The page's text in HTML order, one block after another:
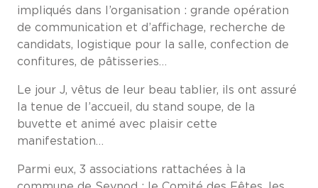
impliqués dans l’organisation : grande opération
de communication et d’affichage, recherche de
candidats, logistique pour la salle, confection de
confitures, de pâtisseries…
Le jour J, vêtus de leur beau tablier, ils ont assuré
la tenue de l’accueil, du stand soupe, de la
buvette et animé avec plaisir cette
manifestation…
Parmi eux, 3 associations rattachées à la